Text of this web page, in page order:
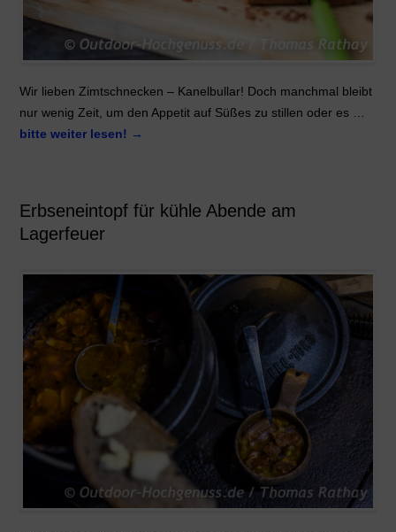
Wir lieben Zimtschnecken – Kanelbullar! Doch manchmal bleibt
nur wenig Zeit, um den Appetit auf Süßes zu stillen oder es …
bitte weiter lesen! →
Erbseneintopf für kühle Abende am
Lagerfeuer